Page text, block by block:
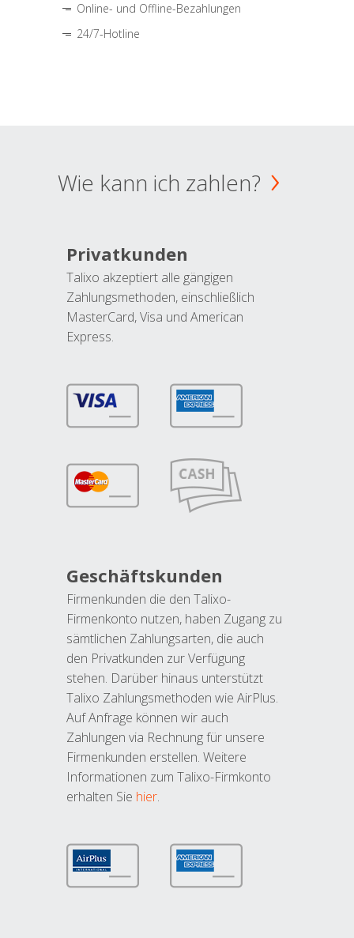
Online- und Offline-Bezahlungen
24/7-Hotline
Wie kann ich zahlen?
Privatkunden
Talixo akzeptiert alle gängigen
Zahlungsmethoden, einschließlich
MasterCard, Visa und American
Express.
Geschäftskunden
Firmenkunden die den Talixo-
Firmenkonto nutzen, haben Zugang zu
sämtlichen Zahlungsarten, die auch
den Privatkunden zur Verfügung
stehen. Darüber hinaus unterstützt
Talixo Zahlungsmethoden wie AirPlus.
Auf Anfrage können wir auch
Zahlungen via Rechnung für unsere
Firmenkunden erstellen. Weitere
Informationen zum Talixo-Firmkonto
erhalten Sie hier.